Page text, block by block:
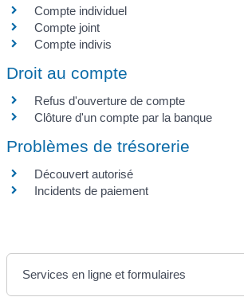
Compte individuel
Compte joint
Compte indivis
Droit au compte
Refus d'ouverture de compte
Clôture d'un compte par la banque
Problèmes de trésorerie
Découvert autorisé
Incidents de paiement
Services en ligne et formulaires